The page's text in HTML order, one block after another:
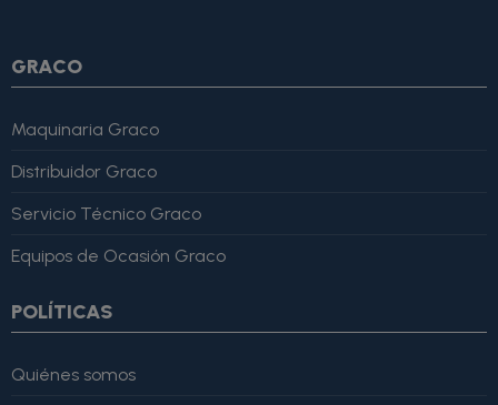
GRACO
Maquinaria Graco
Distribuidor Graco
Servicio Técnico Graco
Equipos de Ocasión Graco
POLÍTICAS
Quiénes somos